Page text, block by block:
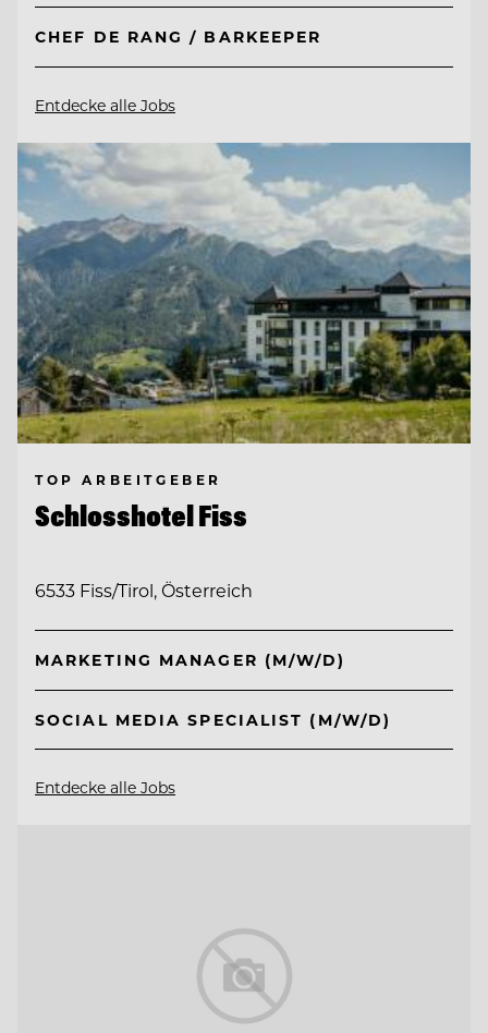
CHEF DE RANG / BARKEEPER
Entdecke alle Jobs
TOP ARBEITGEBER
Schlosshotel Fiss
6533 Fiss/Tirol, Österreich
MARKETING MANAGER (M/W/D)
SOCIAL MEDIA SPECIALIST (M/W/D)
Entdecke alle Jobs